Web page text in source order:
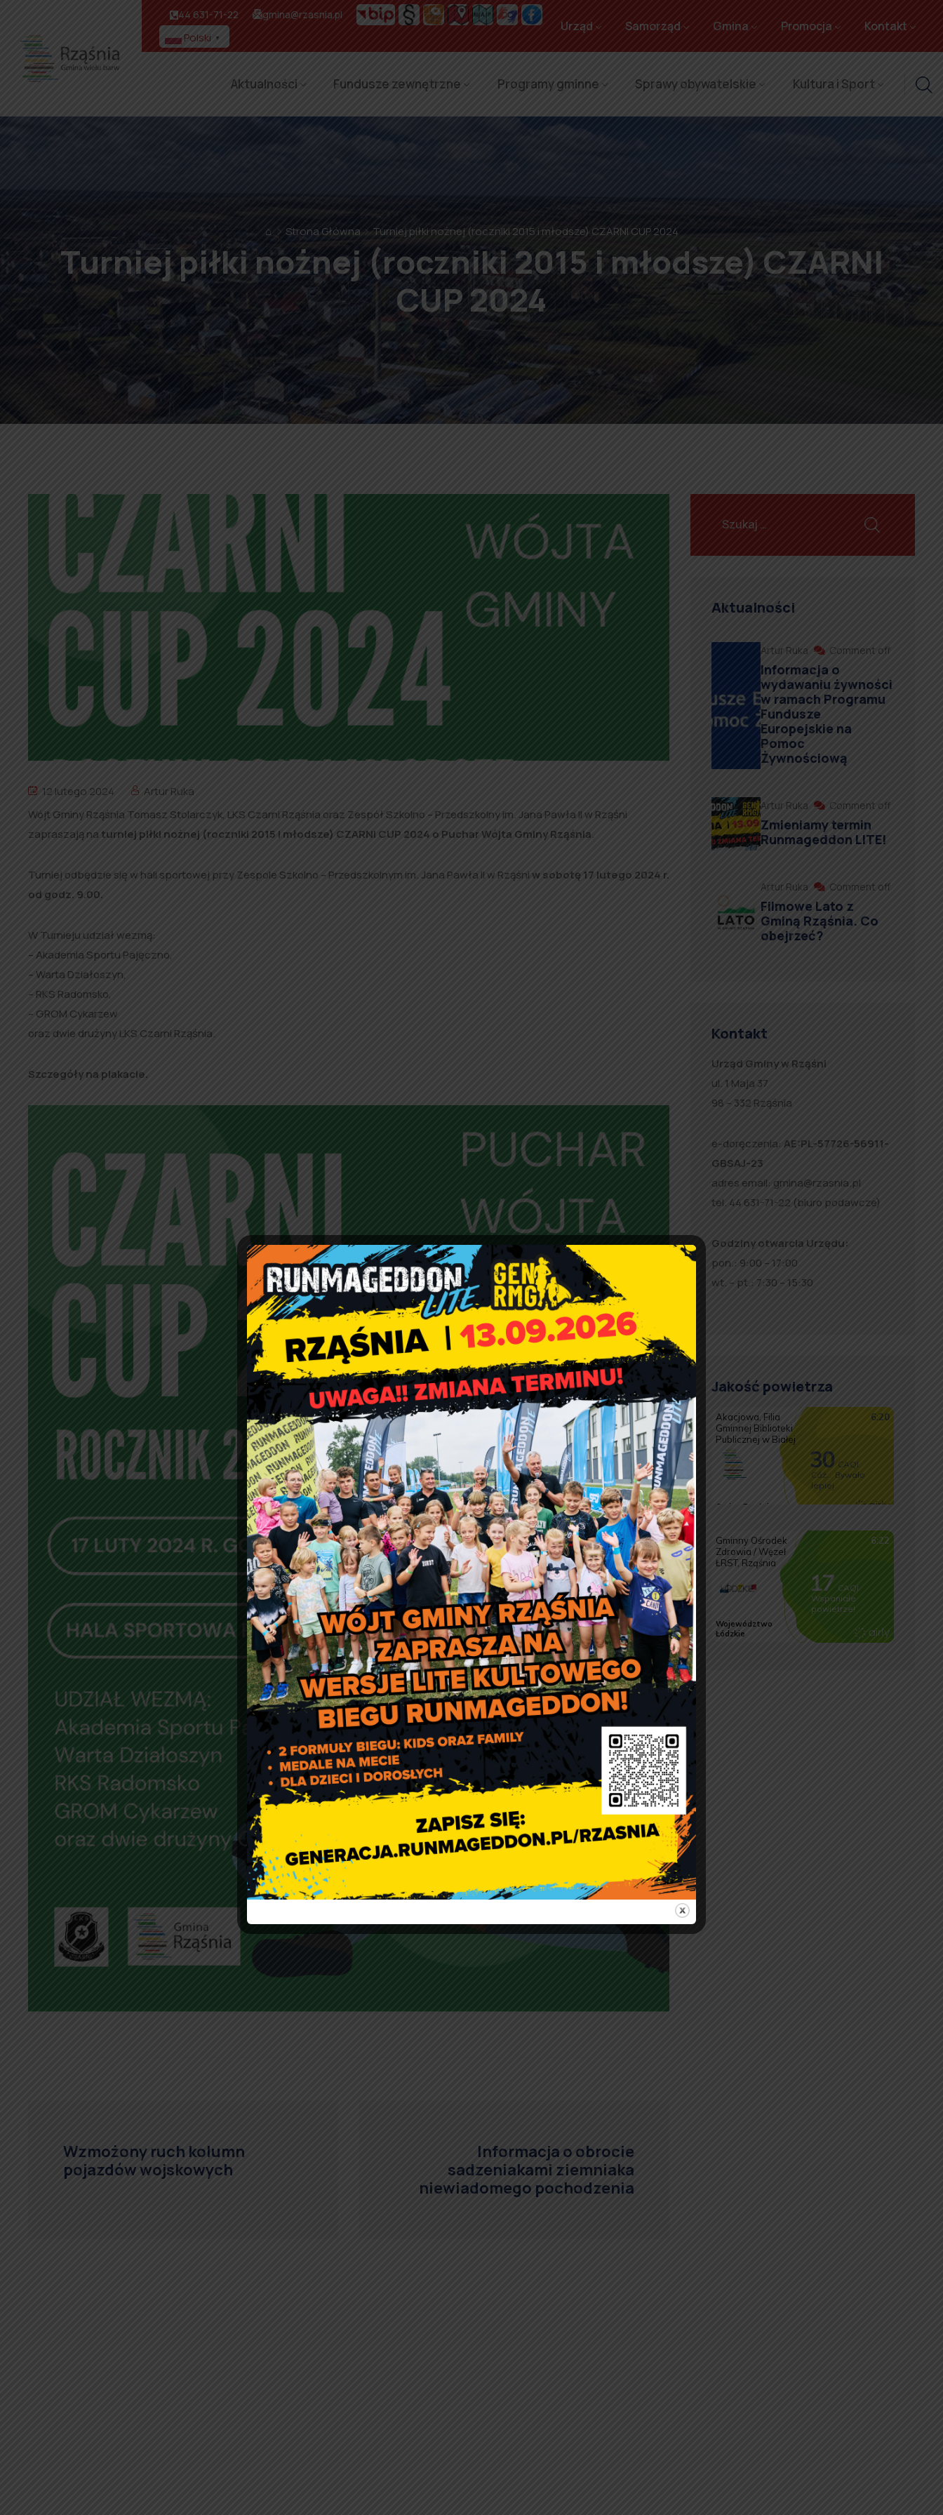
44 631-71-22 gmina@rzasnia.pl
Polski ▼
Urząd Samorząd Gmina Promocja Kontakt
Aktualności Fundusze zewnętrzne Programy gminne Sprawy obywatelskie Kultura i Sport
⌂ Strona Główna Turniej piłki nożnej (roczniki 2015 i młodsze) CZARNI CUP 2024
Turniej piłki nożnej (roczniki 2015 i młodsze) CZARNI
CUP 2024
12 lutego 2024
Artur Ruka
Wójt Gminy Rząśnia Tomasz Stolarczyk, LKS Czarni Rząśnia oraz Zespół Szkolno – Przedszkolny im. Jana Pawła II w Rząśni
zapraszają na turniej piłki nożnej (roczniki 2015 i młodsze) CZARNI CUP 2024 o Puchar Wójta Gminy Rząśnia.
Turniej odbędzie się w hali sportowej przy Zespole Szkolno – Przedszkolnym im. Jana Pawła II w Rząśniw sobotę 17 lutego 2024 r.
od godz. 9.00.
W Turnieju udział wezmą:
– Akademia Sportu Pajęczno,
– Warta Działoszyn,
– RKS Radomsko,
– GROM Cykarzew
oraz dwie drużyny LKS Czarni Rząśnia.
Szczegóły na plakacie.
Wzmożony ruch kolumn
pojazdów wojskowych
Informacja o obrocie
sadzeniakami ziemniaka
niewiadomego pochodzenia
Aktualności
Artur Ruka Comment off
Informacja o
wydawaniu żywności
w ramach Programu
Fundusze
Europejskie na
Pomoc
Żywnościową
Artur Ruka Comment off
Zmieniamy termin
Runmageddon LITE!
Artur Ruka Comment off
Filmowe Lato z
Gminą Rząśnia. Co
obejrzeć?
Kontakt
Urząd Gminy w Rząśni
ul. 1 Maja 37
98 – 332 Rząśnia
e-doręczenia: AE:PL-57726-56911-
GBSAJ-23
adres email: gmina@rzasnia.pl
tel. 44 631-71-22 (biuro podawcze)
Godziny otwarcia Urzędu:
pon.: 9:00 – 17:00
wt. – pt.: 7:30 – 15:30
Jakość powietrza